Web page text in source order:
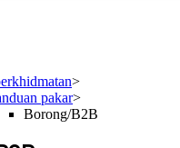
>
pakar>
Borong/B2B